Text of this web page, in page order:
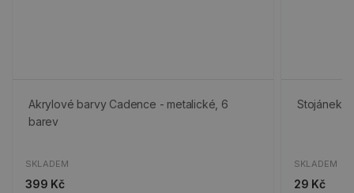
Akrylové barvy Cadence - metalické, 6
barev
SKLADEM
399 Kč
Stojánek
SKLADEM
29 Kč